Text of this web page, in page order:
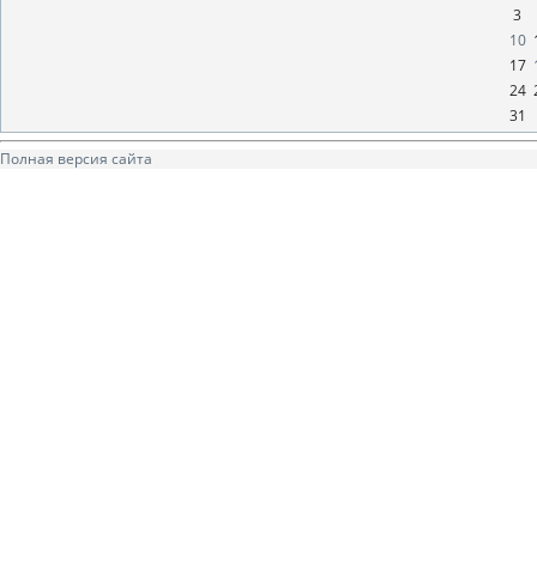
3
10
17
24
31
Полная версия сайта